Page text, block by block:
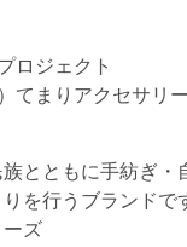
ロジェクト
てまりアクセサリー
とともに手紡ぎ・
を行うブランドで
ーズ